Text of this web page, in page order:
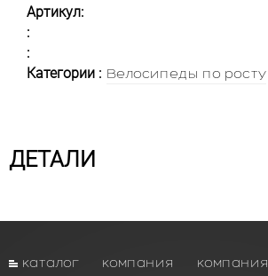
Артикул:
:
:
Категории : Велосипеды по росту
ДЕТАЛИ
каталог компания компания